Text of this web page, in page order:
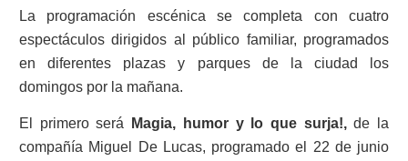
La programación escénica se completa con cuatro
espectáculos dirigidos al público familiar, programados
en diferentes plazas y parques de la ciudad los
domingos por la mañana.
El primero será Magia, humor y lo que surja!,de la
compañía Miguel De Lucas, programado el 22 de junio